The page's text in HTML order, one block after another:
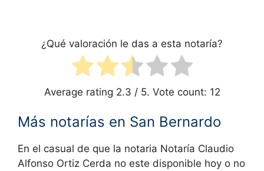
¿Qué valoración le das a esta notaría?
Average rating 2.3 / 5. Vote count: 12
Más notarías en San Bernardo
En el casual de que la notaria Notaría Claudio
Alfonso Ortiz Cerda no este disponible hoy o no